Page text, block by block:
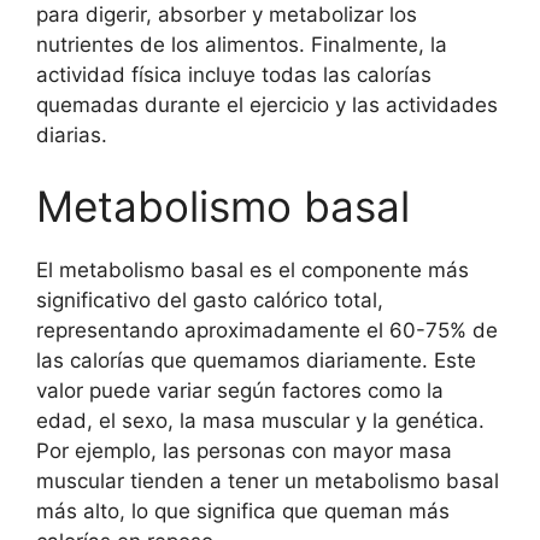
para digerir, absorber y metabolizar los
nutrientes de los alimentos. Finalmente, la
actividad física incluye todas las calorías
quemadas durante el ejercicio y las actividades
diarias.
Metabolismo basal
El metabolismo basal es el componente más
significativo del gasto calórico total,
representando aproximadamente el 60-75% de
las calorías que quemamos diariamente. Este
valor puede variar según factores como la
edad, el sexo, la masa muscular y la genética.
Por ejemplo, las personas con mayor masa
muscular tienden a tener un metabolismo basal
más alto, lo que significa que queman más